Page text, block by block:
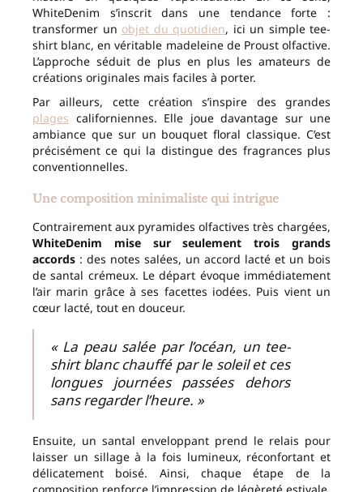
WhiteDenim s’inscrit dans une tendance forte :
transformer un objet du quotidien, ici un simple tee-
shirt blanc, en véritable madeleine de Proust olfactive.
L’approche séduit de plus en plus les amateurs de
créations originales mais faciles à porter.
Par ailleurs, cette création s’inspire des grandes
plages californiennes. Elle joue davantage sur une
ambiance que sur un bouquet floral classique. C’est
précisément ce qui la distingue des fragrances plus
conventionnelles.
Une composition minimaliste qui intrigue
Contrairement aux pyramides olfactives très chargées,
WhiteDenim mise sur seulement trois grands
accords : des notes salées, un accord lacté et un bois
de santal crémeux. Le départ évoque immédiatement
l’air marin grâce à ses facettes iodées. Puis vient un
cœur lacté, tout en douceur.
« La peau salée par l’océan, un tee-
shirt blanc chauffé par le soleil et ces
longues journées passées dehors
sans regarder l’heure. »
Ensuite, un santal enveloppant prend le relais pour
laisser un sillage à la fois lumineux, réconfortant et
délicatement boisé. Ainsi, chaque étape de la